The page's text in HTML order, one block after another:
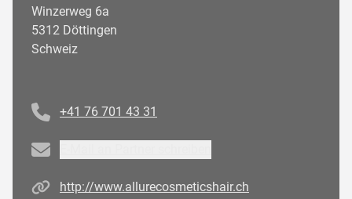
Winzerweg 6a
5312 Döttingen
Schweiz
+41 76 701 43 31
Email
Homepagehttp://www.allurecosmeticshair.ch